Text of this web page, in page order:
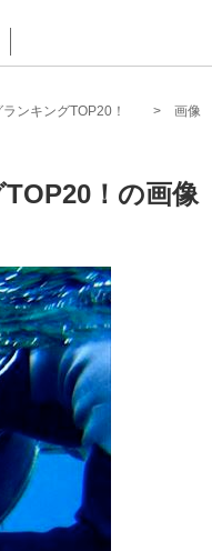
ンキングTOP20！ 画像
！の画像